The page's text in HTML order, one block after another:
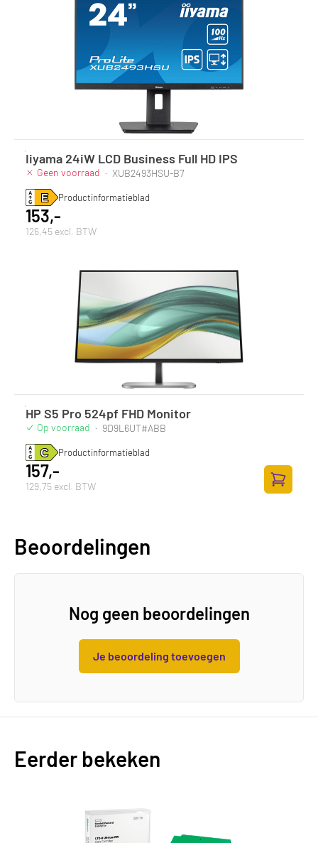
Iiyama 24iW LCD Business Full HD IPS
Geen voorraad · XUB2493HSU-B7
Productinformatieblad
153,-
126,45 excl. BTW
HP S5 Pro 524pf FHD Monitor
Op voorraad · 9D9L6UT#ABB
Productinformatieblad
157,-
129,75 excl. BTW
Beoordelingen
Nog geen beoordelingen
Je beoordeling toevoegen
Eerder bekeken